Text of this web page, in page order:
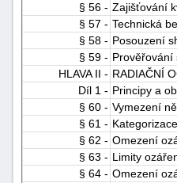
§ 56 - Zajišťování
§ 57 - Technická
§ 58 - Posouzení
§ 59 - Prověřování
HLAVA II - RADIAČNÍ
Díl 1 - Principy a
§ 60 - Vymezení
§ 61 -
§ 62 - Omezení
§ 63 - Limity
§ 64 - Omezení